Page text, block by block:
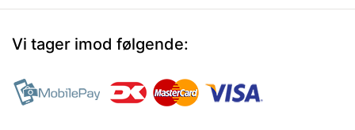
Vi tager imod følgende: